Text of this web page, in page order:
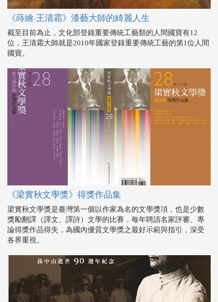
《蒔繪‧王清霜》漆藝大師的綺麗人生
截至目前為止，文化部登錄重要傳統工藝類的人間國寶有12
位，王清霜大師就是2010年國家登錄重要傳統工藝的第1位人間
國寶。
《梁實秋文學獎》得獎作品集
梁實秋文學獎是臺灣第一個以作家為名的文學獎項，也是少數
獎勵翻譯（譯文、譯詩）文學的比賽，每年聘請名家評審、專
論得獎作品得失，為國內優質文學獎之最好示範與指引，深受
各界重視。